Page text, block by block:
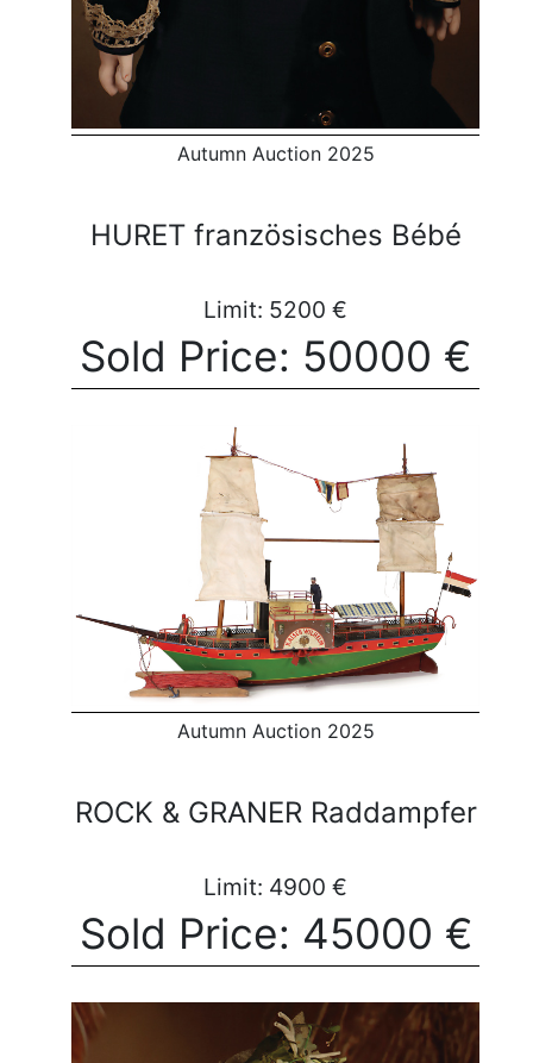
Autumn Auction 2025
HURET französisches Bébé
Limit: 5200 €
Sold Price: 50000 €
Autumn Auction 2025
ROCK & GRANER Raddampfer
Limit: 4900 €
Sold Price: 45000 €